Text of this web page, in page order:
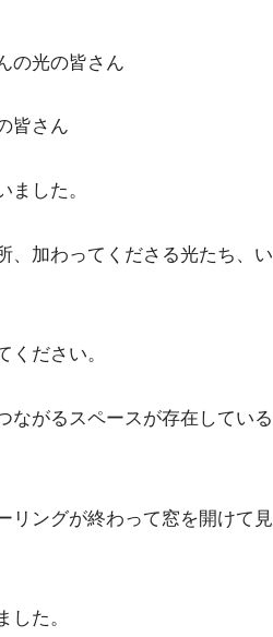
の光の皆さん
皆さん
した。
、加わってくださる光たち、い
ださい。
ながるスペースが存在している
リングが終わって窓を開けて見
た。